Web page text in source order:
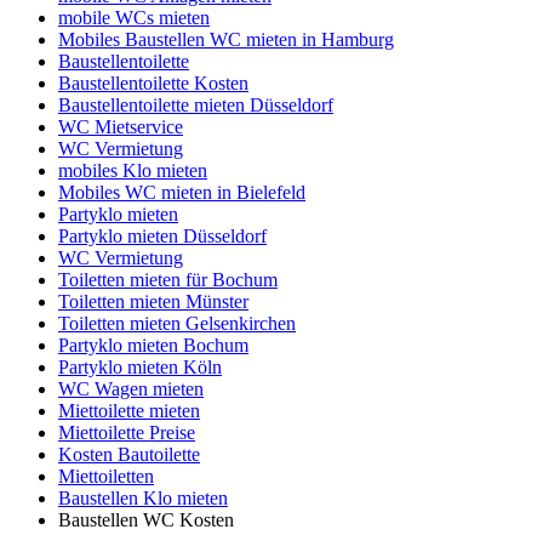
mobile WCs mieten
Mobiles Baustellen WC mieten in Hamburg
Baustellentoilette
Baustellentoilette Kosten
Baustellentoilette mieten Düsseldorf
WC Mietservice
WC Vermietung
mobiles Klo mieten
Mobiles WC mieten in Bielefeld
Partyklo mieten
Partyklo mieten Düsseldorf
WC Vermietung
Toiletten mieten für Bochum
Toiletten mieten Münster
Toiletten mieten Gelsenkirchen
Partyklo mieten Bochum
Partyklo mieten Köln
WC Wagen mieten
Miettoilette mieten
Miettoilette Preise
Kosten Bautoilette
Miettoiletten
Baustellen Klo mieten
Baustellen WC Kosten